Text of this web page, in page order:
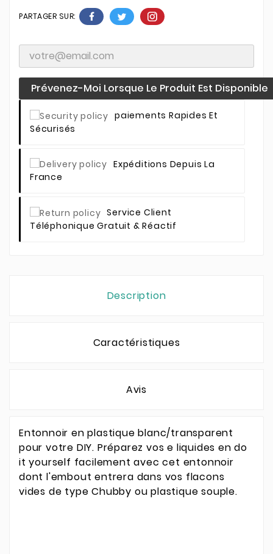
PARTAGER SUR:
Prévenez-Moi Lorsque Le Produit Est Disponible
Paiements Rapides Et
Sécurisés
Expéditions Depuis La
France
Service Client
Téléphonique Gratuit & Réactif
Description
Caractéristiques
Avis
Entonnoir en plastique blanc/transparent
pour votre DIY. Préparez vos e liquides en do
it yourself facilement avec cet entonnoir
dont l'embout entrera dans vos flacons
vides de type Chubby ou plastique souple.